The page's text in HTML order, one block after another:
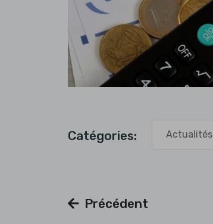
Catégories: Actualités
Précédent